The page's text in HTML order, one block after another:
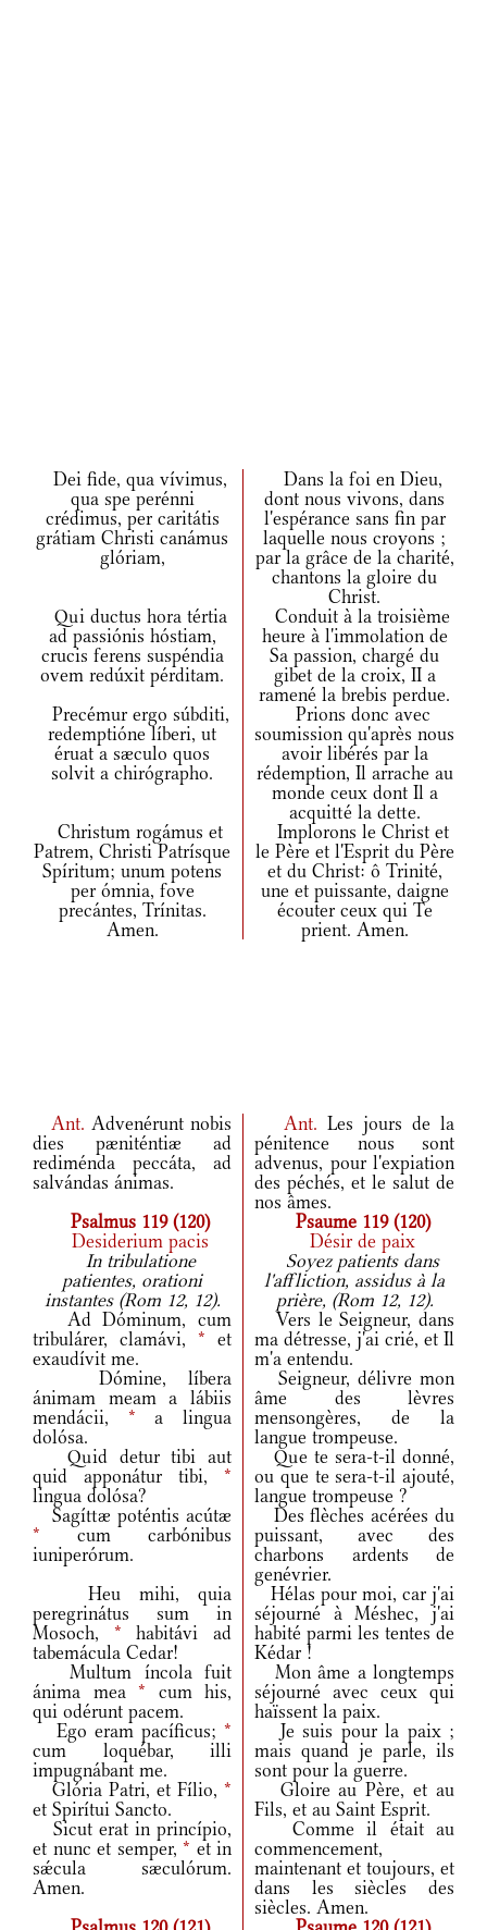
Dei fide, qua vívimus,
qua spe perénni
crédimus, per caritátis
grátiam Christi canámus
glóriam,
Dans la foi en Dieu,
dont nous vivons, dans
l'espérance sans fin par
laquelle nous croyons ;
par la grâce de la charité,
chantons la gloire du
Christ.
Qui ductus hora tértia
ad passiónis hóstiam,
crucis ferens suspéndia
ovem redúxit pérditam.
Conduit à la troisième
heure à l'immolation de
Sa passion, chargé du
gibet de la croix, II a
ramené la brebis perdue.
Precémur ergo súbditi,
redemptióne líberi, ut
éruat a sæculo quos
solvit a chirógrapho.
Prions donc avec
soumission qu'après nous
avoir libérés par la
rédemption, Il arrache au
monde ceux dont Il a
acquitté la dette.
Christum rogámus et
Patrem, Christi Patrísque
Spíritum; unum potens
per ómnia, fove
precántes, Trínitas.
Amen.
Implorons le Christ et
le Père et l'Esprit du Père
et du Christ: ô Trinité,
une et puissante, daigne
écouter ceux qui Te
prient. Amen.
Ant.Advenérunt nobis
dies pæniténtiæ ad
rediménda peccáta, ad
salvándas ánimas.
Ant. Les jours de la
pénitence nous sont
advenus, pour l'expiation
des péchés, et le salut de
nos âmes.
Psalmus 119 (120)
Psaume 119 (120)
Desiderium pacis
Désir de paix
In tribulatione
patientes, orationi
instantes (Rom 12, 12).
Soyez patients dans
l'affliction, assidus à la
prière, (Rom 12, 12).
Ad Dóminum, cum
tribulárer, clamávi, * et
exaudívit me.
Vers le Seigneur, dans
ma détresse, j'ai crié, et Il
m'a entendu.
Dómine, líbera
ánimam meam a lábiis
mendácii, * a lingua
dolósa.
Seigneur, délivre mon
âme des lèvres
mensongères, de la
langue trompeuse.
Quid detur tibi aut
quid apponátur tibi, *
lingua dolósa?
Que te sera-t-il donné,
ou que te sera-t-il ajouté,
langue trompeuse ?
Sagíttæ poténtis acútæ
* cum carbónibus
iuniperórum.
Des flèches acérées du
puissant, avec des
charbons ardents de
genévrier.
Heu mihi, quia
peregrinátus sum in
Mosoch, * habitávi ad
tabemácula Cedar!
Hélas pour moi, car j'ai
séjourné à Méshec, j'ai
habité parmi les tentes de
Kédar !
Multum íncola fuit
ánima mea * cum his,
qui odérunt pacem.
Mon âme a longtemps
séjourné avec ceux qui
haïssent la paix.
Ego eram pacíficus; *
cum loquébar, illi
impugnábant me.
Je suis pour la paix ;
mais quand je parle, ils
sont pour la guerre.
Glória Patri, et Fílio, *
et Spirítui Sancto.
Gloire au Père, et au
Fils, et au Saint Esprit.
Sicut erat in princípio,
et nunc et semper, * et in
sǽcula sæculórum.
Amen.
Comme il était au
commencement,
maintenant et toujours, et
dans les siècles des
siècles. Amen.